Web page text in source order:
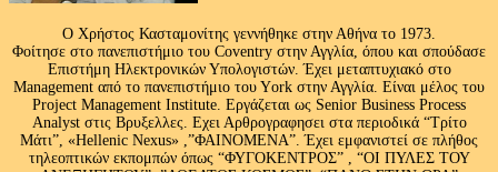
Ο Χρήστος Κασταμονίτης γεννήθηκε στην Αθήνα το 1973.
Φοίτησε στο πανεπιστήμιο του Coventry στην Αγγλία, όπου και σπούδασε
Επιστήμη Ηλεκτρονικών Υπολογιστών. Έχει μεταπτυχιακό στο
Management από το πανεπιστήμιο του Υork στην Αγγλία. Είναι μέλος του
Project Management Institute. Εργάζεται ως Senior Business Process
Analyst στις Βρυξελλες. Εχει Αρθρογραφησει στα περιοδικά “Τρίτο
Μάτι”, «Hellenic Nexus» ,”ΦΑΙΝΟΜΕΝΑ”. Έχει εμφανιστεί σε πλήθος
τηλεοπτικών εκπομπών όπως “ΦΥΓΟΚΕΝΤΡΟΣ” , “ΟΙ ΠΥΛΕΣ ΤΟΥ